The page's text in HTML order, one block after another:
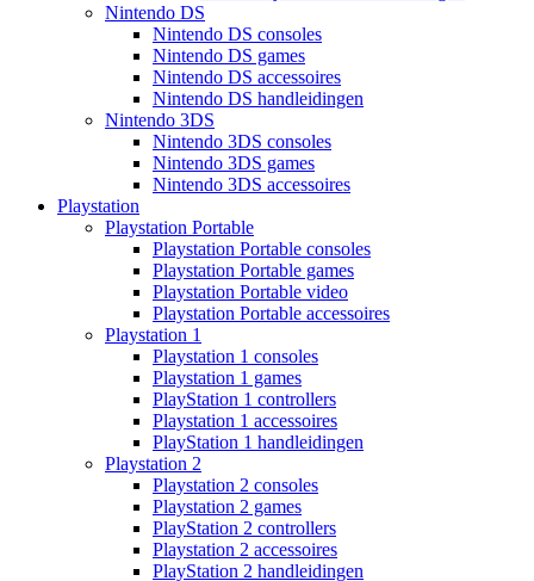
Nintendo DS
Nintendo DS consoles
Nintendo DS games
Nintendo DS accessoires
Nintendo DS handleidingen
Nintendo 3DS
Nintendo 3DS consoles
Nintendo 3DS games
Nintendo 3DS accessoires
Playstation
Playstation Portable
Playstation Portable consoles
Playstation Portable games
Playstation Portable video
Playstation Portable accessoires
Playstation 1
Playstation 1 consoles
Playstation 1 games
PlayStation 1 controllers
Playstation 1 accessoires
PlayStation 1 handleidingen
Playstation 2
Playstation 2 consoles
Playstation 2 games
PlayStation 2 controllers
Playstation 2 accessoires
PlayStation 2 handleidingen